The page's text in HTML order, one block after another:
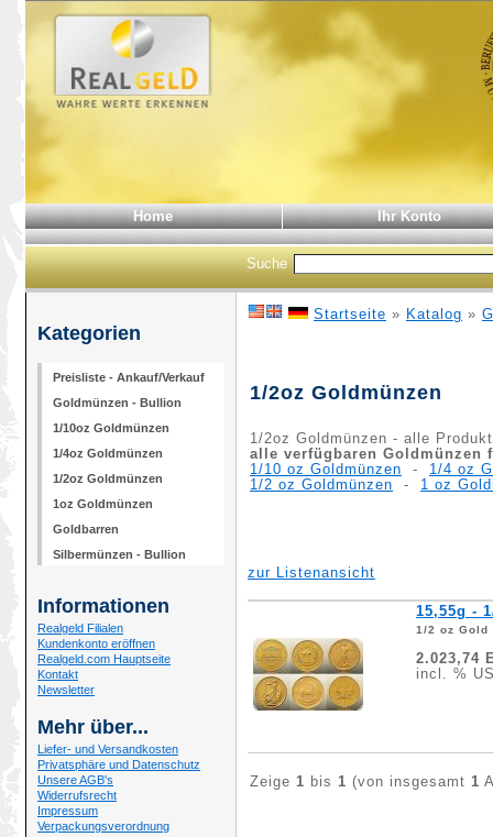
Home Ihr Konto
Suche
Kategorien
Preisliste - Ankauf/Verkauf
Goldmünzen - Bullion
1/10oz Goldmünzen
1/4oz Goldmünzen
1/2oz Goldmünzen
1oz Goldmünzen
Goldbarren
Silbermünzen - Bullion
Informationen
Realgeld Filialen
Kundenkonto eröffnen
Realgeld.com Hauptseite
Kontakt
Newsletter
Mehr über...
Liefer- und Versandkosten
Privatsphäre und Datenschutz
Unsere AGB's
Widerrufsrecht
Impressum
Verpackungsverordnung
Startseite » Katalog »
1/2oz Goldmünzen
1/2oz Goldmünzen - alle
alle verfügbaren Goldmünzen
1/10 oz Goldmünzen - 1/4 oz
1/2 oz Goldmünzen - 1 oz
zur Listenansicht
15,55g -
1/2 oz Gold
2.023,74
incl. %
Zeige 1 bis 1 (von insgesamt 1